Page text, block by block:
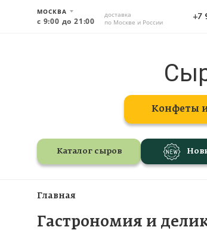
МОСКВА
с 9:00 до 21:00
доставка
по Москве и России
+7
Конфеты
Каталог сыров
Главная
Гастрономия и